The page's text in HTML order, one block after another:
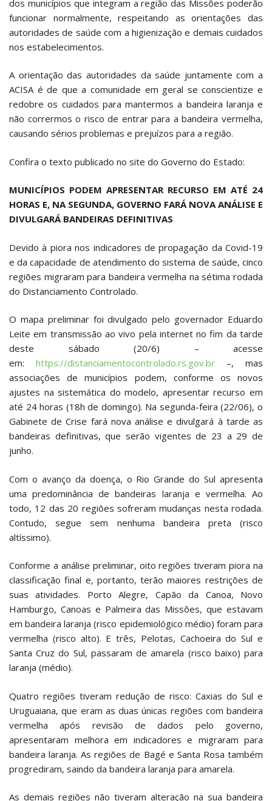
dos municípios que integram a região das Missões poderão
funcionar normalmente, respeitando as orientações das
autoridades de saúde com a higienização e demais cuidados
nos estabelecimentos.
A orientação das autoridades da saúde juntamente com a
ACISA é de que a comunidade em geral se conscientize e
redobre os cuidados para mantermos a bandeira laranja e
não corrermos o risco de entrar para a bandeira vermelha,
causando sérios problemas e prejuízos para a região.
Confira o texto publicado no site do Governo do Estado:
MUNICÍPIOS PODEM APRESENTAR RECURSO EM ATÉ 24
HORAS E, NA SEGUNDA, GOVERNO FARÁ NOVA ANÁLISE E
DIVULGARÁ BANDEIRAS DEFINITIVAS
Devido à piora nos indicadores de propagação da Covid-19
e da capacidade de atendimento do sistema de saúde, cinco
regiões migraram para bandeira vermelha na sétima rodada
do Distanciamento Controlado.
O mapa preliminar foi divulgado pelo governador Eduardo
Leite em transmissão ao vivo pela internet no fim da tarde
deste sábado (20/6) – acesse
em: https://distanciamentocontrolado.rs.gov.br –, mas
associações de municípios podem, conforme os novos
ajustes na sistemática do modelo, apresentar recurso em
até 24 horas (18h de domingo). Na segunda-feira (22/06), o
Gabinete de Crise fará nova análise e divulgará à tarde as
bandeiras definitivas, que serão vigentes de 23 a 29 de
junho.
Com o avanço da doença, o Rio Grande do Sul apresenta
uma predominância de bandeiras laranja e vermelha. Ao
todo, 12 das 20 regiões sofreram mudanças nesta rodada.
Contudo, segue sem nenhuma bandeira preta (risco
altíssimo).
Conforme a análise preliminar, oito regiões tiveram piora na
classificação final e, portanto, terão maiores restrições de
suas atividades. Porto Alegre, Capão da Canoa, Novo
Hamburgo, Canoas e Palmeira das Missões, que estavam
em bandeira laranja (risco epidemiológico médio) foram para
vermelha (risco alto). E três, Pelotas, Cachoeira do Sul e
Santa Cruz do Sul, passaram de amarela (risco baixo) para
laranja (médio).
Quatro regiões tiveram redução de risco: Caxias do Sul e
Uruguaiana, que eram as duas únicas regiões com bandeira
vermelha após revisão de dados pelo governo,
apresentaram melhora em indicadores e migraram para
bandeira laranja. As regiões de Bagé e Santa Rosa também
progrediram, saindo da bandeira laranja para amarela.
As demais regiões não tiveram alteração na sua bandeira